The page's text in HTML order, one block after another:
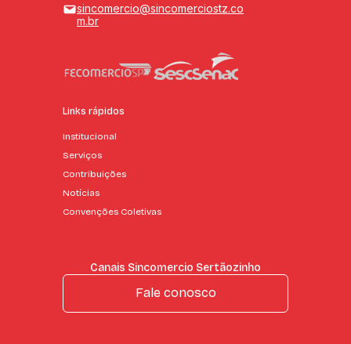
sincomercio@sincomerciostz.co
m.br
Links rápidos
Institucional
Serviços
Contribuições
Notícias
Convenções Coletivas
Canais Sincomercio Sertãozinho
Fale conosco